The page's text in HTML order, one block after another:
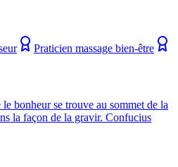
Praticien massage bien-être
bonheur se trouve au sommet de la
la façon de la gravir. Confucius